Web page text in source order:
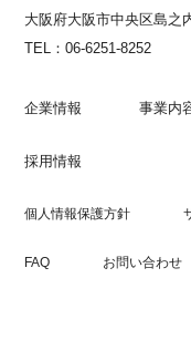
大阪府大阪市中央区島之
TEL：06-6251-8252
企業情報 事業内
採用情報
個人情報保護方針
FAQ お問い合わせ